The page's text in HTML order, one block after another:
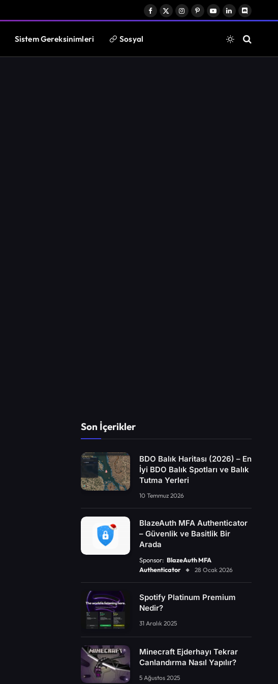
Facebook
X
Instagram
PinterestYouTube
LinkedInDiscord
Sistem Gereksinimleri Sosyal
Son İçerikler
BDO Balık Haritası (2026) – En
İyi BDO Balık Spotları ve Balık
Tutma Yerleri
10 Temmuz 2026
BlazeAuth MFA Authenticator
– Güvenlik ve Basitlik Bir
Arada
Sponsor: BlazeAuth MFA
Authenticator
28 Ocak 2026
Spotify Platinum Premium
Nedir?
31 Aralık 2025
Minecraft Ejderhayı Tekrar
Canlandırma Nasıl Yapılır?
5 Ağustos 2025